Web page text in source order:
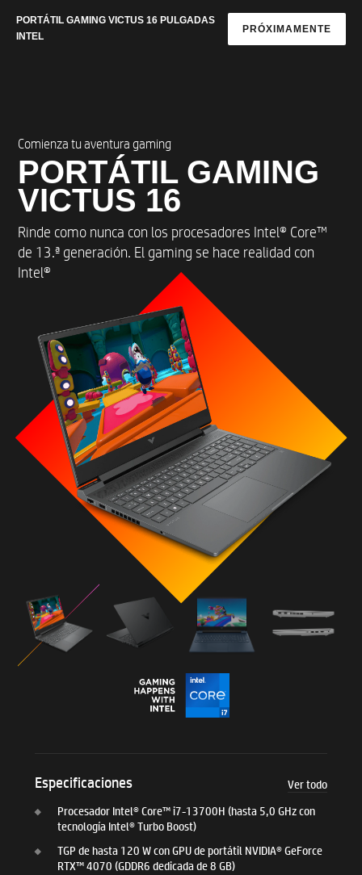
PORTÁTIL GAMING VICTUS 16 PULGADAS
INTEL
PRÓXIMAMENTE
Comienza tu aventura gaming
PORTÁTIL GAMING
VICTUS 16
Rinde como nunca con los procesadores Intel® Core™
de 13.ª generación. El gaming se hace realidad con
Intel®
Especificaciones
Ver todo
Procesador Intel® Core™ i7-13700H (hasta 5,0 GHz con
tecnología Intel® Turbo Boost)
TGP de hasta 120 W con GPU de portátil NVIDIA® GeForce
RTX™ 4070 (GDDR6 dedicada de 8 GB)